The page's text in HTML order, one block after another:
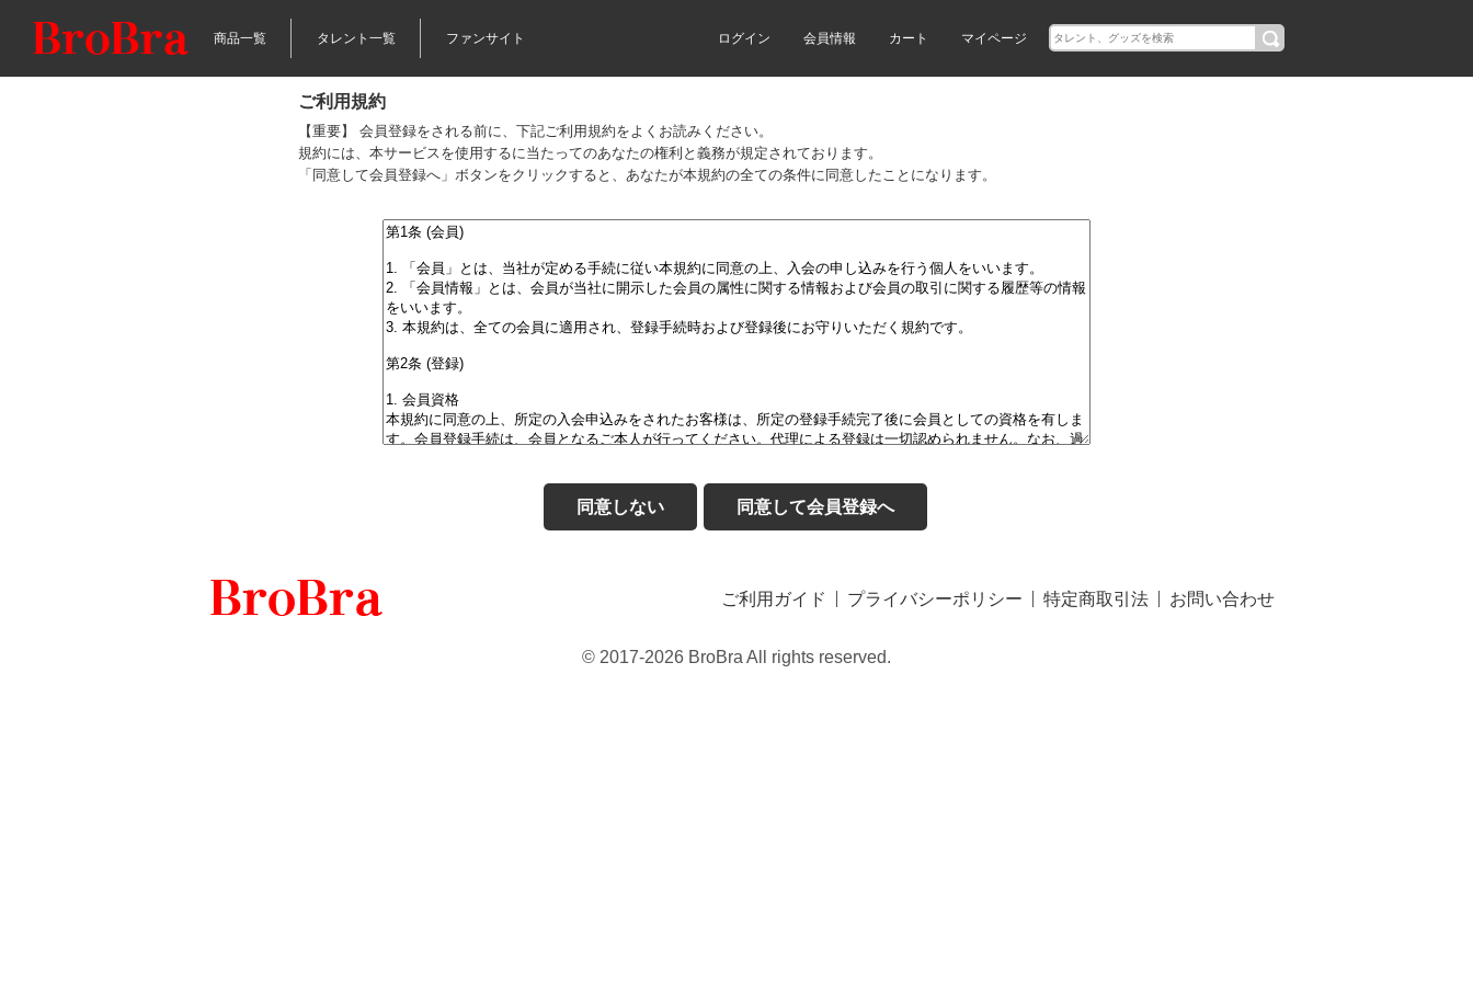
商品一覧 タレント一覧 ファンサイト ログイン 会員情報 カート マイページ
ご利用規約
【重要】 会員登録をされる前に、下記ご利用規約をよくお読みください。
規約には、本サービスを使用するに当たってのあなたの権利と義務が規定されております。
「同意して会員登録へ」ボタンをクリックすると、あなたが本規約の全ての条件に同意したことになります。
同意しない 同意して会員登録へ
ご利用ガイド プライバシーポリシー 特定商取引法 お問い合わせ
© 2017-2026 BroBra All rights reserved.